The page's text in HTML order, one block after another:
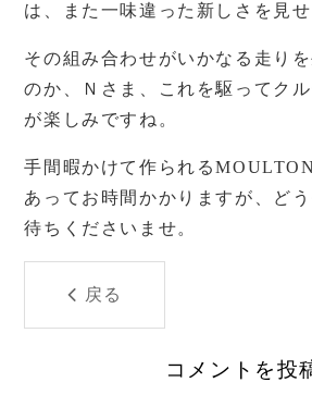
は、また一味違った新しさを見
その組み合わせがいかなる走り
のか、Ｎさま、これを駆ってク
が楽しみですね。
手間暇かけて作られる
あってお時間かかりますが、ど
待ちくださいませ。
戻る
コメントを投